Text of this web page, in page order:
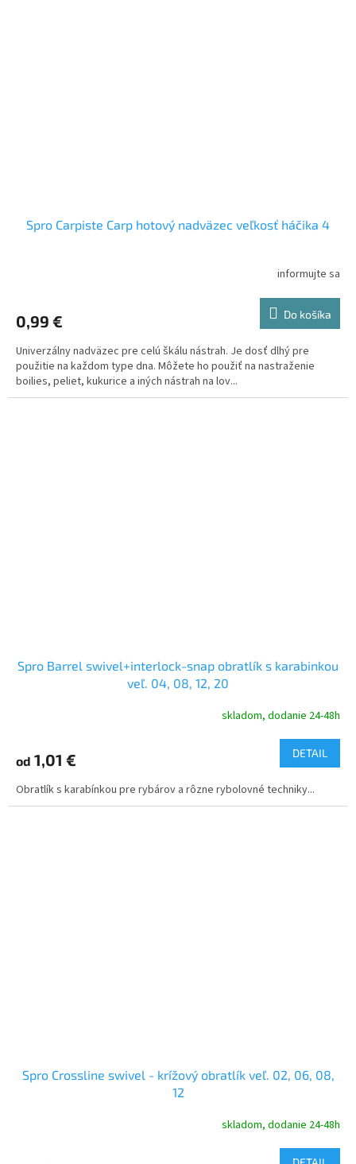
Spro Carpiste Carp hotový nadväzec veľkosť háčika 4
informujte sa
0,99 € Do košíka
Univerzálny nadväzec pre celú škálu nástrah. Je dosť dlhý pre
použitie na každom type dna. Môžete ho použiť na nastraženie
boilies, peliet, kukurice a iných nástrah na lov...
Spro Barrel swivel+interlock-snap obratlík s karabinkou
veľ. 04, 08, 12, 20
skladom, dodanie 24-48h
od 1,01 € DETAIL
Obratlík s karabínkou pre rybárov a rôzne rybolovné techniky...
Spro Crossline swivel - krížový obratlík veľ. 02, 06, 08,
12
skladom, dodanie 24-48h